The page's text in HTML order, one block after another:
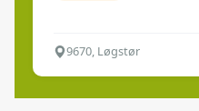
9670, Løgstør